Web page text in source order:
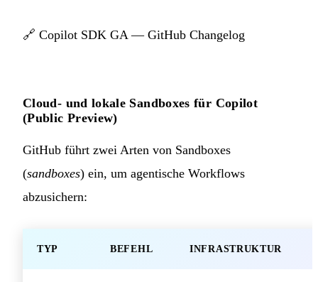
🔗 Copilot SDK GA — GitHub Changelog
Cloud- und lokale Sandboxes für Copilot
(Public Preview)
GitHub führt zwei Arten von Sandboxes
(sandboxes) ein, um agentische Workflows
abzusichern:
TYP BEFEHL INFRASTRUKTUR